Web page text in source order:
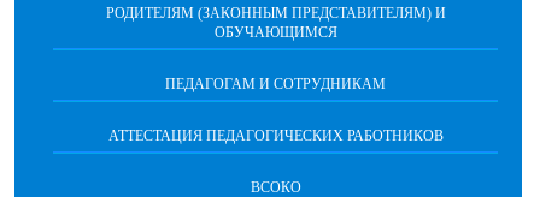
РОДИТЕЛЯМ (ЗАКОННЫМ ПРЕДСТАВИТЕЛЯМ) И
ОБУЧАЮЩИМСЯ
ПЕДАГОГАМ И СОТРУДНИКАМ
АТТЕСТАЦИЯ ПЕДАГОГИЧЕСКИХ РАБОТНИКОВ
ВСОКО